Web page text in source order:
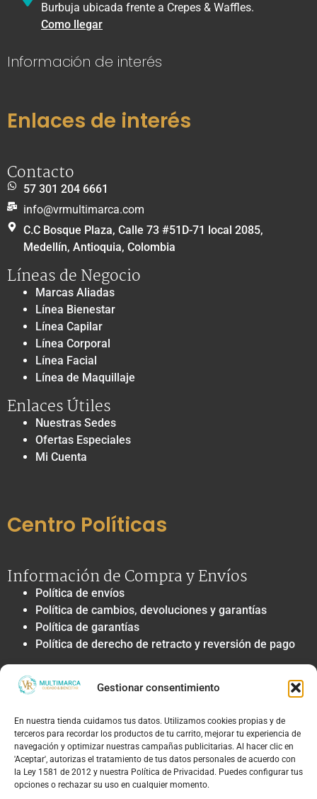
Gestionar consentimiento
En nuestra tienda cuidamos tus datos. Utilizamos cookies propias y de
terceros para recordar los productos de tu carrito, mejorar tu experiencia de
navegación y optimizar nuestras campañas publicitarias. Al hacer clic en
'Aceptar', autorizas el tratamiento de tus datos personales de acuerdo con
la Ley 1581 de 2012 y nuestra Política de Privacidad. Puedes configurar tus
opciones o rechazar su uso en cualquier momento.
Burbuja ubicada frente a Crepes & Waffles.
Como llegar
Información de interés
Enlaces de interés
Contacto
57 301 204 6661
info@vrmultimarca.com
C.C Bosque Plaza, Calle 73 #51D-71 local 2085,
Medellín, Antioquia, Colombia
Líneas de Negocio
Marcas Aliadas
Línea Bienestar
Línea Capilar
Línea Corporal
Línea Facial
Línea de Maquillaje
Enlaces Útiles
Nuestras Sedes
Ofertas Especiales
Mi Cuenta
Centro Políticas
Información de Compra y Envíos
Política de envíos
Política de cambios, devoluciones y garantías
Política de garantías
Política de derecho de retracto y reversión de pago
Privacidad y Tratamiento de Datos
Política de privacidad y tratamiento de datos
Autorización de contacto, marketing y
comunicaciones comerciales
Política de cookies
Términos Legales y Soporte